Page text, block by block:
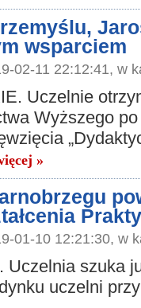
wsparciem
02-11 22:12:41, w
Uczelnie
Wyższego po
»
01-10 12:21:30, w
Uczelnia szuka
uczelni